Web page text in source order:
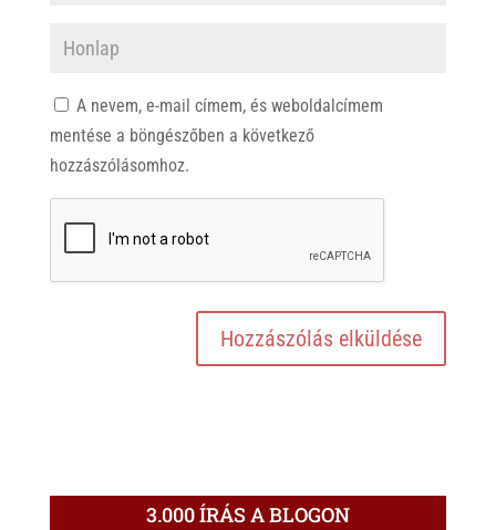
A nevem, e-mail címem, és weboldalcímem
mentése a böngészőben a következő
hozzászólásomhoz.
3.000 ÍRÁS A BLOGON